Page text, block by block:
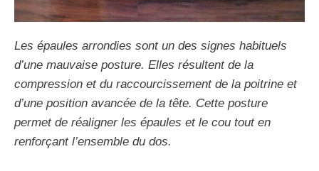
Les épaules arrondies sont un des signes habituels
d’une mauvaise posture. Elles résultent de la
compression et du raccourcissement de la poitrine et
d’une position avancée de la tête. Cette posture
permet de réaligner les épaules et le cou tout en
renforçant l’ensemble du dos.